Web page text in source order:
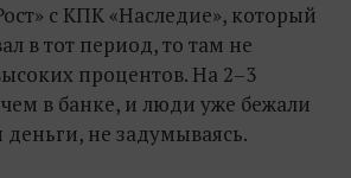
с КПК «Наследие», который
в тот период, то там не
процентов. На 2–3
в банке, и люди уже бежали
деньги, не задумываясь.